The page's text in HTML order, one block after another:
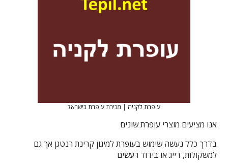
עופרת לקניה | מכירת עופרת בישראל
אנו מציעים מוצרי עופרת שונים
בדרך כלל נעשה שימוש בעופרת למיגון קרינת רנטגן אך גם
למשקולות, דייג או בידוד רעשים